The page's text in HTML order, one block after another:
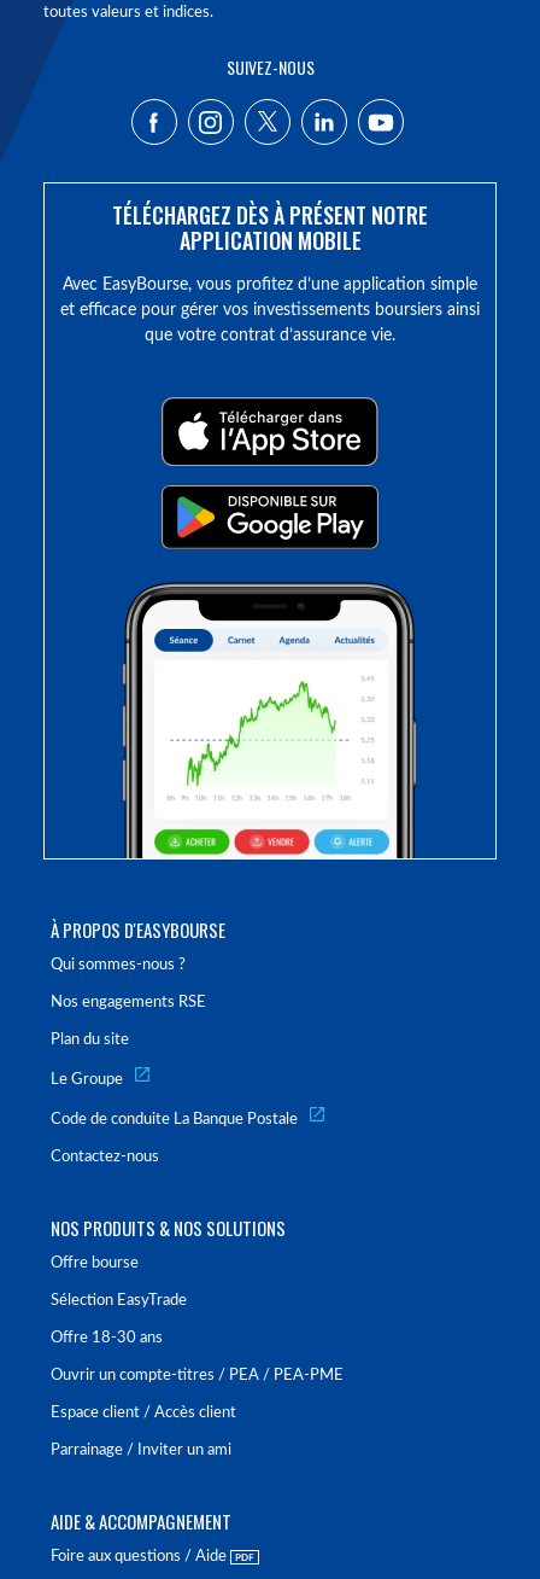
À PROPOS D'EASYBOURSE
Qui sommes-nous ?
Nos engagements RSE
Plan du site
Le Groupe
Code de conduite La Banque Postale
Contactez-nous
NOS PRODUITS & NOS SOLUTIONS
Offre bourse
Sélection EasyTrade
Offre 18-30 ans
Ouvrir un compte-titres / PEA / PEA-PME
Espace client / Accès client
Parrainage / Inviter un ami
AIDE & ACCOMPAGNEMENT
Foire aux questions / Aide
toutes valeurs et indices.
SUIVEZ-NOUS
TÉLÉCHARGEZ DÈS À PRÉSENT NOTRE
APPLICATION MOBILE
Avec EasyBourse, vous profitez d’une application simple
et efficace pour gérer vos investissements boursiers ainsi
que votre contrat d’assurance vie.